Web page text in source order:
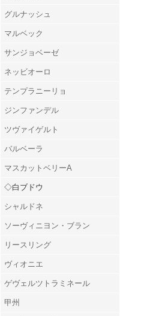
グルナッシュ
マルベック
サンジョベーゼ
ネッビオーロ
テンプラニーリョ
ジンファンデル
ツヴァイゲルト
バルベーラ
マスカットベリーA
◇白ブドウ
シャルドネ
ソーヴィニヨン・ブラン
リースリング
ヴィオニエ
ゲヴェルツトラミネール
甲州